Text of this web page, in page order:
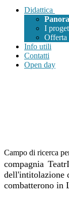
Didattica
I
Offerta
Info utili
Contatti
Open day
Campo di ricerca
compagnia
dell'intitolazione
combatterono in